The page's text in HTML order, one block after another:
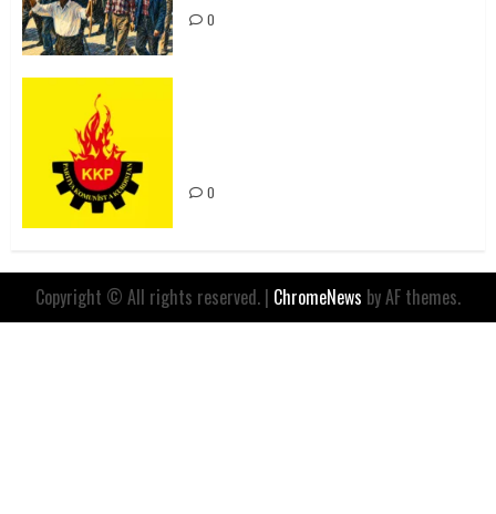
0
0
Copyright © All rights reserved. | ChromeNews by AF themes.